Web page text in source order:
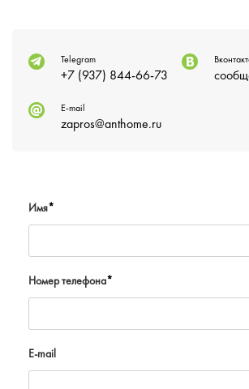
Telegram
+7 (937) 844-66-73
E-mail
zapros@anthome.ru
Имя*
Номер телефона*
E-mail